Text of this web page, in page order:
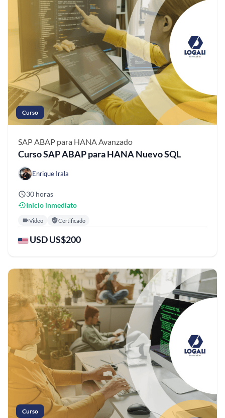
Curso
SAP ABAP para HANAAvanzado
Curso SAP ABAP para HANA Nuevo SQL
Enrique Irala
30 horas
Inicio inmediato
Video Certificado
USD US$200
Curso